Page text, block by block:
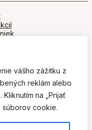
vášho zážitku z
reklám alebo
na „Prijať
súborov cookie.
Um